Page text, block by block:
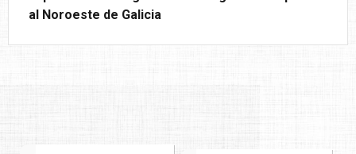
al Noroeste de Galicia